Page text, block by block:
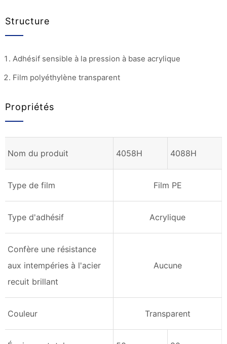
Structure
Adhésif sensible à la pression à base acrylique
Film polyéthylène transparent
Propriétés
Nom du produit 4058H 4088H
Type de film Film PE
Type d'adhésif Acrylique
Confère une résistance
aux intempéries à l'acier
recuit brillant
Aucune
Couleur Transparent